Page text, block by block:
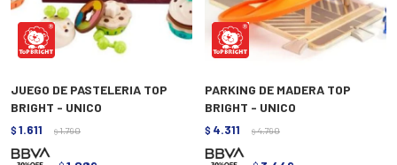
JUEGO DE PASTELERIA TOP
BRIGHT - UNICO
$ 1.611 $ 1.790
PARKING DE MADERA TOP
BRIGHT - UNICO
$ 4.311 $ 4.790